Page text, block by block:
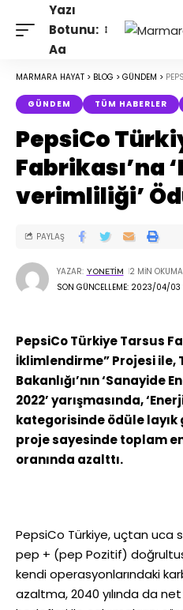
Yazı
Botunu:
Aa
MARMARA HAYAT > BLOG > GÜNDEM >
GÜNDEM TÜM HABERLER
PepsiCo
Fabrikası’na
verimliliği’
SON GÜNCELLEME: 2023/04/03
YAZAR: YONETIM 2 MIN OKUMA
PAYLAŞ
PepsiCo Türkiye Tarsus
İklimlendirme” Projesi ile,
Bakanlığı’nın ‘Sanayide
2022’ yarışmasında,
kategorisinde ödüle
proje sayesinde toplam
oranında azalttı.
PepsiCo Türkiye, uçtan uca
pep + (pep Pozitif)
kendi operasyonlarındaki
azaltma, 2040 yılında da